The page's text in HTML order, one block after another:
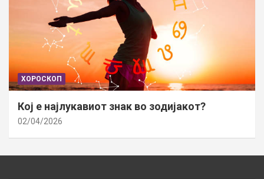
ХОРОСКОП
Кој е најлукавиот знак во зодијакот?
02/04/2026